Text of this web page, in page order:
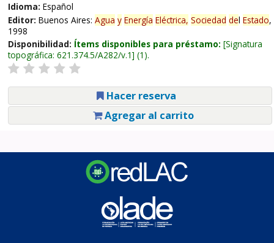
Idioma: Español
Editor: Buenos Aires: Agua y Energía Eléctrica, Sociedad del Estado,
1998
Disponibilidad: Ítems disponibles para préstamo: Signatura
topográfica: 621.374.5/A282/v.1 (1).
Hacer reserva
Agregar al carrito